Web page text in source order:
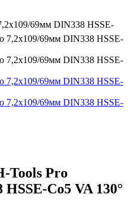
69мм DIN338 HSSE-
Tools Pro
Co5 VA 130°